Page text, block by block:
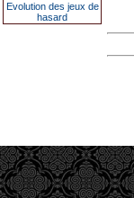
Evolution des jeux de
hasard